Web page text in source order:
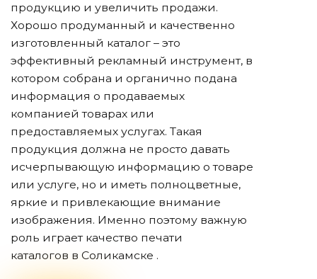
продукцию и увеличить продажи.
Хорошо продуманный и качественно
изготовленный каталог – это
эффективный рекламный инструмент, в
котором собрана и органично подана
информация о продаваемых
компанией товарах или
предоставляемых услугах. Такая
продукция должна не просто давать
исчерпывающую информацию о товаре
или услуге, но и иметь полноцветные,
яркие и привлекающие внимание
изображения. Именно поэтому важную
роль играет качество печати
каталогов в Соликамске .